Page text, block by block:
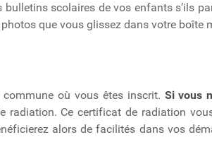
bulletins scolaires de vos enfants s’ils
que vous glissez dans votre boîte
où vous êtes inscrit. Si vous
radiation. Ce certificat de radiation
alors de facilités dans vos